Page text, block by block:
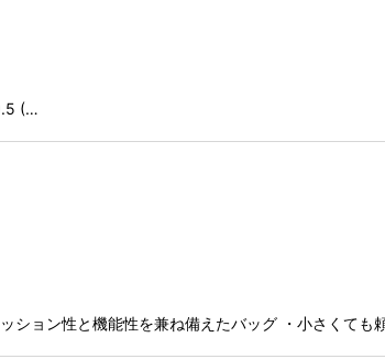
(…
ション性と機能性を兼ね備えたバッグ ・小さくても